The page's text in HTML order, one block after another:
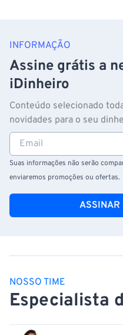
INFORMAÇÃO
Assine grátis a
iDinheiro
Conteúdo selecionado
novidades para o seu
Suas informações não serão
enviaremos promoções ou ofertas.
ASSINAR
NOSSO TIME
Especialista